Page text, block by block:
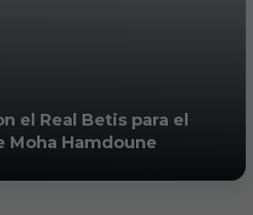
el Real Betis para el
Moha Hamdoune